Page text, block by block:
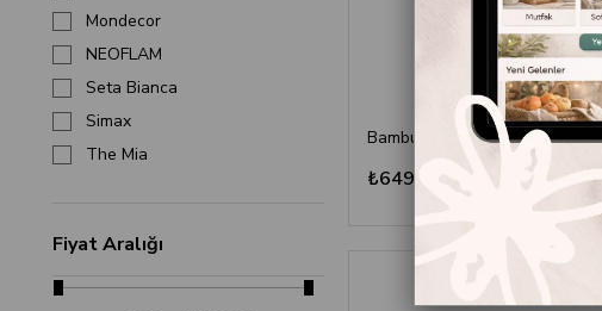
Mondecor
NEOFLAM
Seta Bianca
Simax
The Mia
Fiyat Aralığı
Bambu Kapaklı Silindir Cam Kavanoz Büyük Boy
₺649,90